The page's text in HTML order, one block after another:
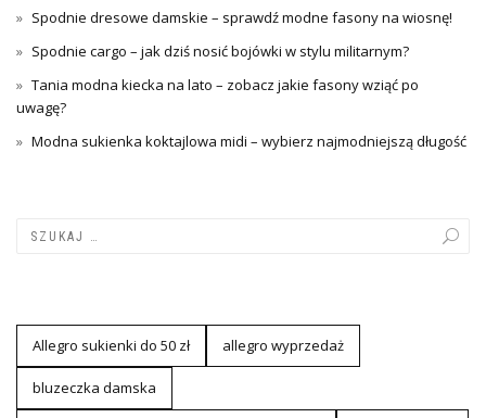
Spodnie dresowe damskie – sprawdź modne fasony na wiosnę!
Spodnie cargo – jak dziś nosić bojówki w stylu militarnym?
Tania modna kiecka na lato – zobacz jakie fasony wziąć po
uwagę?
Modna sukienka koktajlowa midi – wybierz najmodniejszą długość
Allegro sukienki do 50 zł allegro wyprzedaż
bluzeczka damska